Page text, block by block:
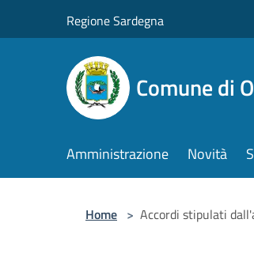
Regione Sardegna
Comune di
Amministrazione Novità
Home > Accordi stipulati